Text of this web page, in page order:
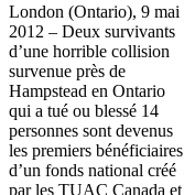
London (Ontario), 9 mai
2012 – Deux survivants
d’une horrible collision
survenue près de
Hampstead en Ontario
qui a tué ou blessé 14
personnes sont devenus
les premiers bénéficiaires
d’un fonds national créé
par les TUAC Canada et